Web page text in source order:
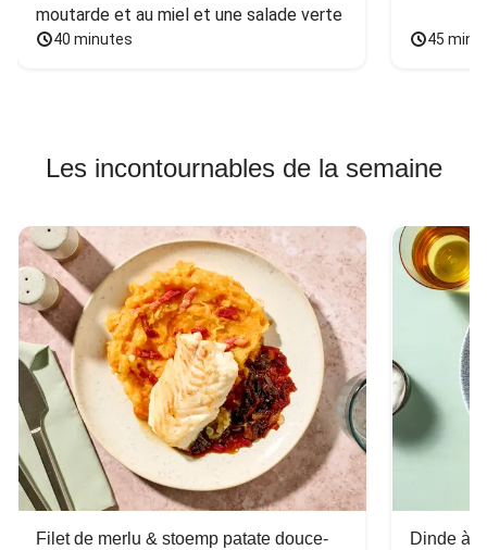
moutarde et au miel et une salade verte
40 minutes 45
Les incontournables de la semaine
Filet de merlu & stoemp patate douce-
Dinde à